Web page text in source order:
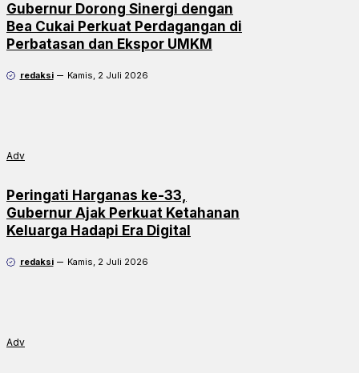
Gubernur Dorong Sinergi dengan
Bea Cukai Perkuat Perdagangan di
Perbatasan dan Ekspor UMKM
redaksi Kamis, 2 Juli 2026
Adv
Peringati Harganas ke-33,
Gubernur Ajak Perkuat Ketahanan
Keluarga Hadapi Era Digital
redaksi Kamis, 2 Juli 2026
Adv